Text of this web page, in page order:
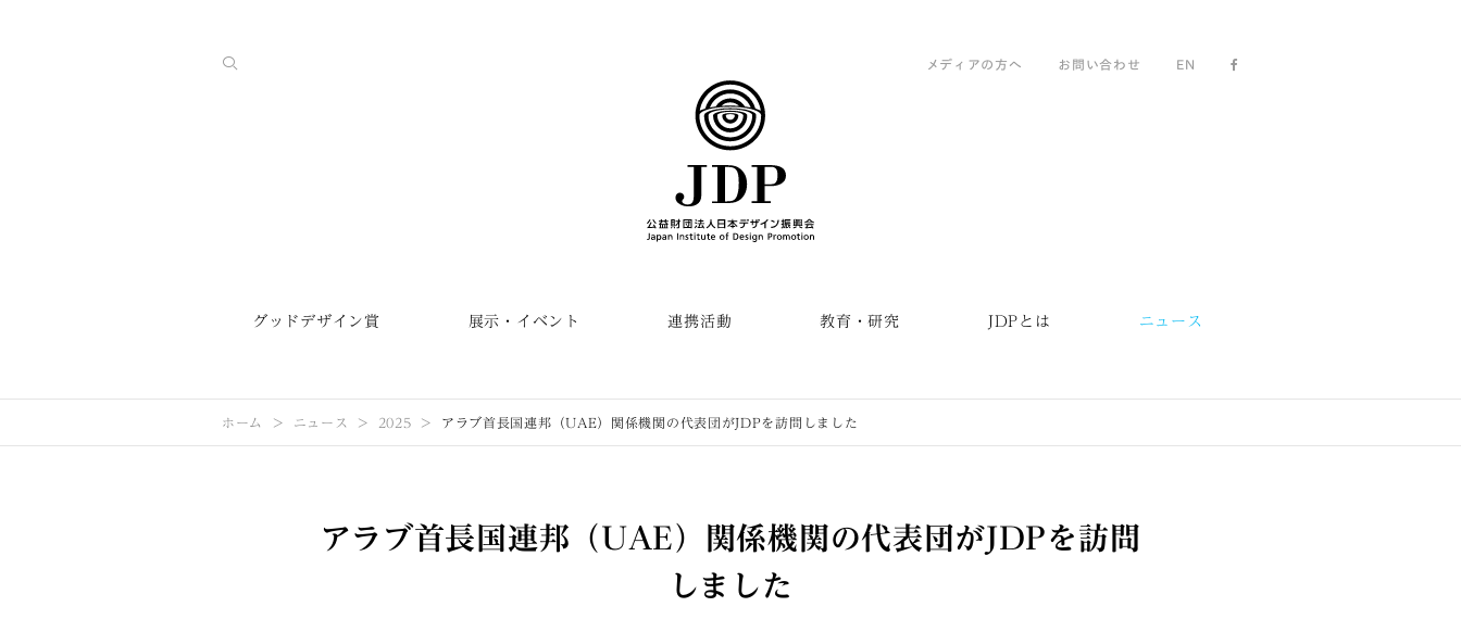
メディアの方へ お問い合わせ EN
グッドデザイン賞 展示・イベント 連携活動 教育・研究 JDPとは ニュース
ホーム ニュース 2025 アラブ首長国連邦（UAE）関係機関の代表団がJDPを訪問しました
アラブ首長国連邦（UAE）関係機関の代表団がJDPを訪問
しました